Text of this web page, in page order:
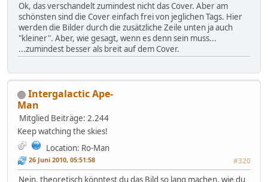
Ok, das verschandelt zumindest nicht das Cover. Aber am
schönsten sind die Cover einfach frei von jeglichen Tags. Hier
werden die Bilder durch die zusätzliche Zeile unten ja auch
"kleiner". Aber, wie gesagt, wenn es denn sein muss...
...zumindest besser als breit auf dem Cover.
Intergalactic Ape-
Man
Mitglied Beiträge: 2.244
Keep watching the skies!
Location: Ro-Man
26 Juni 2010, 05:51:58 #320
Nein, theoretisch könntest du das Bild so lang machen, wie du